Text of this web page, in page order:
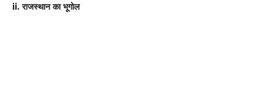
ii. राजस्थान का भूगोल